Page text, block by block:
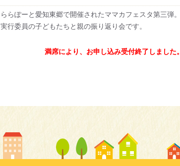
ららぽーと愛知東郷で開催されたママカフェスタ第三弾。
実行委員の子どもたちと親の振り返り会です。
満席により、お申し込み受付終了しました。